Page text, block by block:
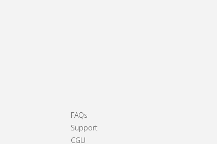
FAQs
Support
CGU